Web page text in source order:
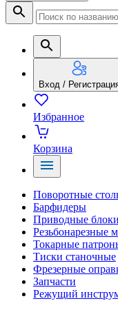
Вход /
Избранное
Корзина
Поворотные
Барфидеры
Приводные блоки
Резьбонарезные
Токарные
Тиски станочные
Фрезерные
Запчасти
Режущий